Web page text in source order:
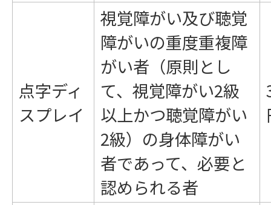
点字ディ
スプレイ
視覚障がい及び聴覚
障がいの重度重複障
がい者（原則とし
て、視覚障がい2級
以上かつ聴覚障がい
2級）の身体障がい
者であって、必要と
認められる者